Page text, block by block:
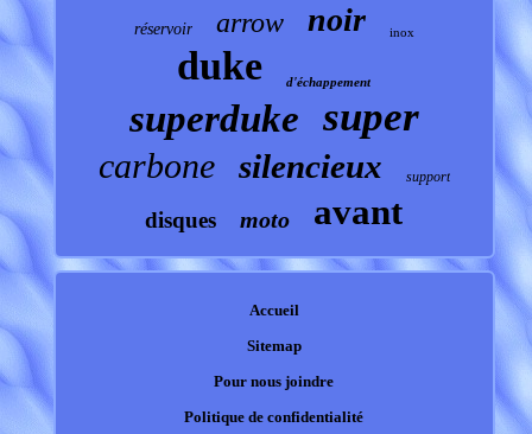
réservoir arrow noir inox
duke d'échappement
superduke super
carbone silencieux support
disques moto avant
Accueil
Sitemap
Pour nous joindre
Politique de confidentialité